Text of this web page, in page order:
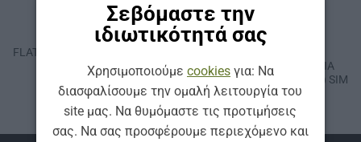
Σεβόμαστε την
ιδιωτικότητά σας
Χρησιμοποιούμε cookiesγια: Να
διασφαλίσουμε την ομαλή λειτουργία του
site μας. Να θυμόμαστε τις προτιμήσεις
σας. Να σας προσφέρουμε περιεχόμενο και
ΚΩΔ: AF500
ΥΑΛΟΚΑΘΑΡΙΣΤΉΡΕΣ
FLAT ΥΑΛΟΚΑΘΑΡΙΣΤΗΡΑΣ SIM
AEROFIT 500 mm
ΚΩΔ: AF-AVENSIS
ΥΑΛΟΚΑΘΑΡΙΣΤΉΡΕΣ
ΥΑΛΟΚΑΘΑΡΙΣΤΗΡΩΝ ΓΙΑ
ΤΟΥΟΤΑ ΑVΕΝSΙS (2008-…) SIM
AEROFIT